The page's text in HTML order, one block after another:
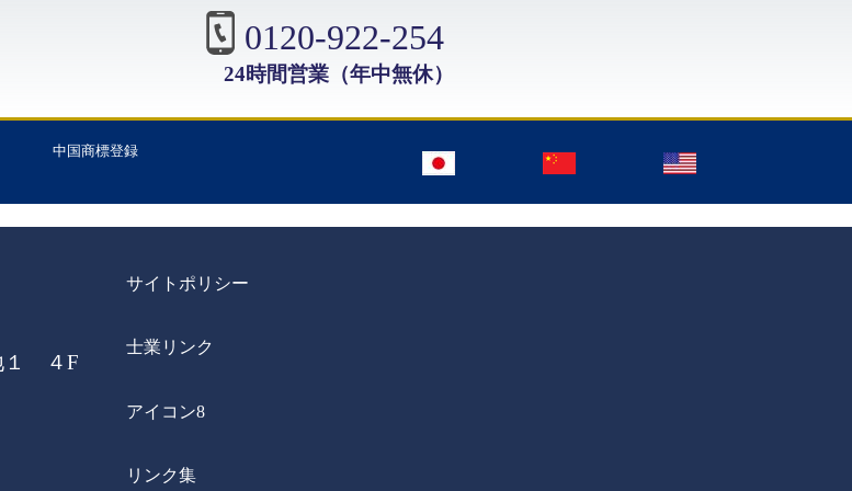
0120-922-254
24時間営業（年中無休）
中国商標登録
１ ４F
サイトポリシー
士業リンク
アイコン8
リンク集